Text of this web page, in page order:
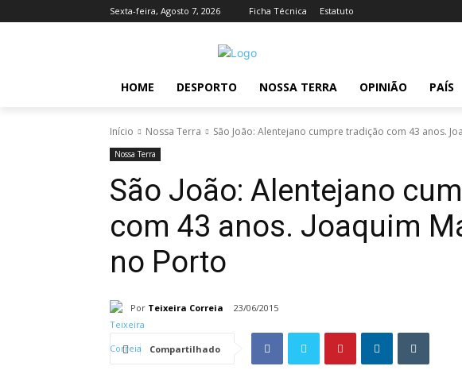
Sexta-feira, Agosto 7, 2026 Ficha Técnica Estatuto
HOME DESPORTO NOSSA TERRA OPINIÃO PAÍS
Início Nossa Terra São João: Alentejano cumpre tradição com 43 anos.
Nossa Terra
São João: Alentejano
com 43 anos. Joaquim
no Porto
Por Teixeira Correia 23/06/2015
Compartilhado